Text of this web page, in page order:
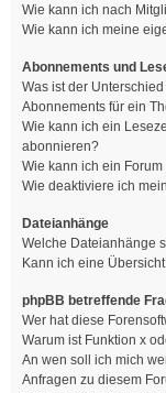
Wie kann ich nach
Wie kann ich meine
Abonnements und
Was ist der
Abonnements für ein
Wie kann ich ein
abonnieren?
Wie kann ich ein
Wie deaktiviere ich
Dateianhänge
Welche Dateianhänge
Kann ich eine
phpBB betreffende
Wer hat diese
Warum ist Funktion x
An wen soll ich mich
Anfragen zu diesem